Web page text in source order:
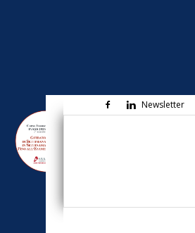
Newsletter